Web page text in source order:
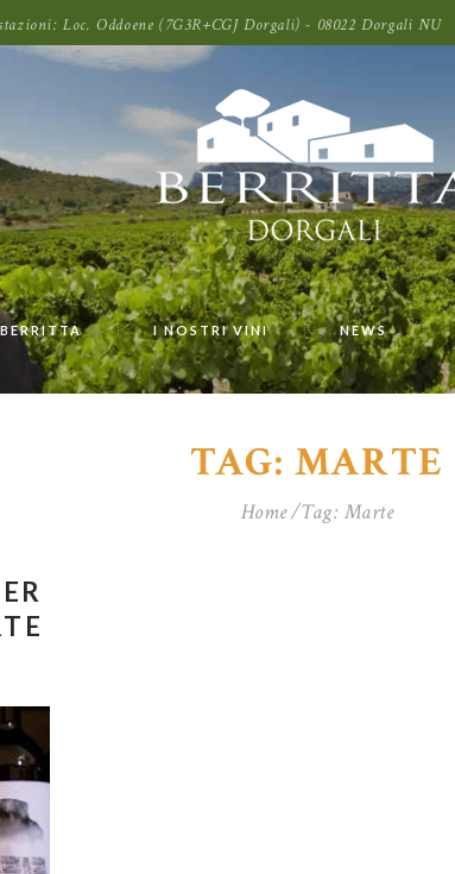
Loc. Oddoene (7G3R+CGJ Dorgali) - 08022 Dorgali NU
I NOSTRI VINI NEWS
TAG: MARTE
Home Tag: Marte